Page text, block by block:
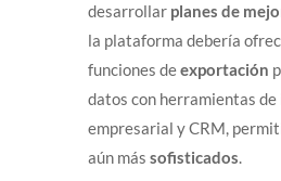
desarrollar planes de
la plataforma debería
funciones deexportación
datos con herramientas
empresarial y CRM,
aún más sofisticados.